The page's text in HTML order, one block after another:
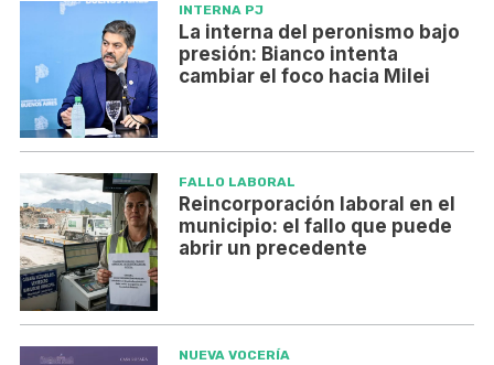
INTERNA PJ
La interna del peronismo bajo
presión: Bianco intenta
cambiar el foco hacia Milei
FALLO LABORAL
Reincorporación laboral en el
municipio: el fallo que puede
abrir un precedente
NUEVA VOCERÍA